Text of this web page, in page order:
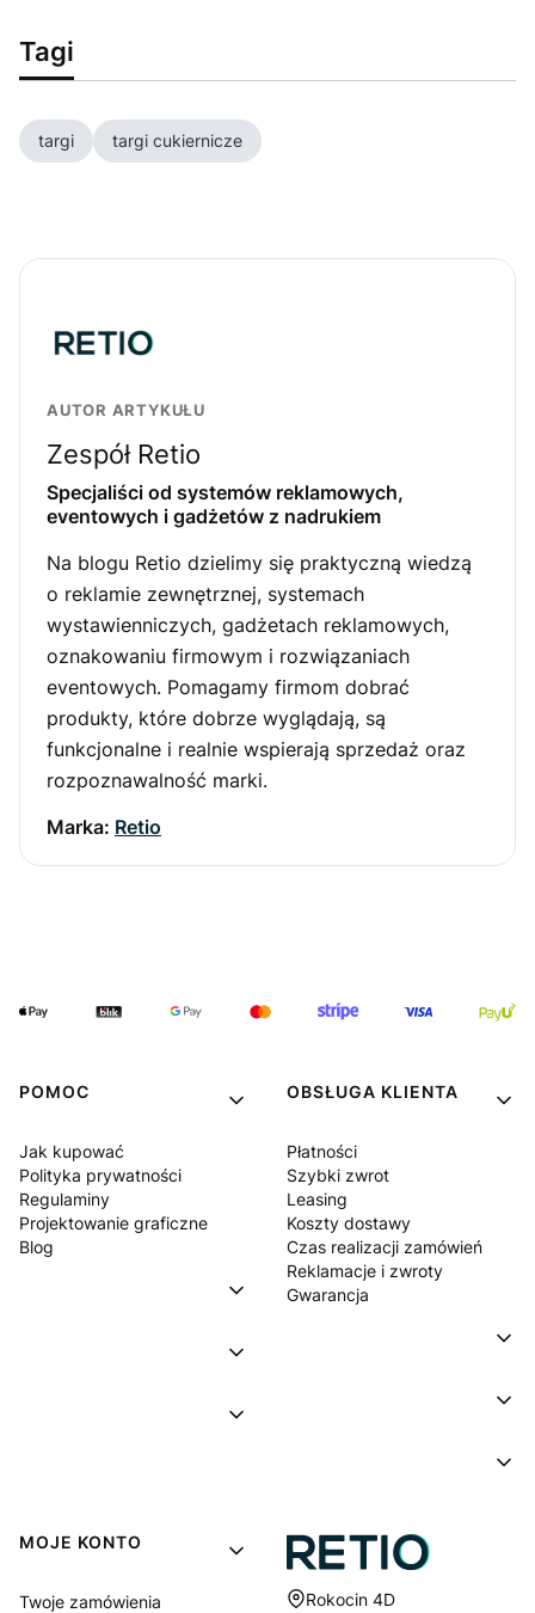
Tagi
targi targi cukiernicze
AUTOR ARTYKUŁU
Zespół Retio
Specjaliści od systemów reklamowych,
eventowych i gadżetów z nadrukiem
Na blogu Retio dzielimy się praktyczną wiedzą
o reklamie zewnętrznej, systemach
wystawienniczych, gadżetach reklamowych,
oznakowaniu firmowym i rozwiązaniach
eventowych. Pomagamy firmom dobrać
produkty, które dobrze wyglądają, są
funkcjonalne i realnie wspierają sprzedaż oraz
rozpoznawalność marki.
Marka: Retio
POMOC
Jak kupować
Polityka prywatności
Regulaminy
Projektowanie graficzne
Blog
OBSŁUGA KLIENTA
Płatności
Szybki zwrot
Leasing
Koszty dostawy
Czas realizacji zamówień
Reklamacje i zwroty
Gwarancja
MOJE KONTO
Twoje zamówienia Adres:
Rokocin 4D